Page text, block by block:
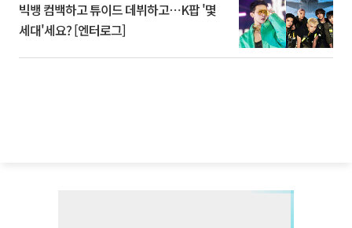
빅뱅 컴백하고 튜이드 데뷔하고⋯K팝 '몇
세대'세요? [엔터로그]